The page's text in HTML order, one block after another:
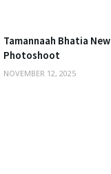
Tamannaah Bhatia New
Photoshoot
NOVEMBER 12, 2025